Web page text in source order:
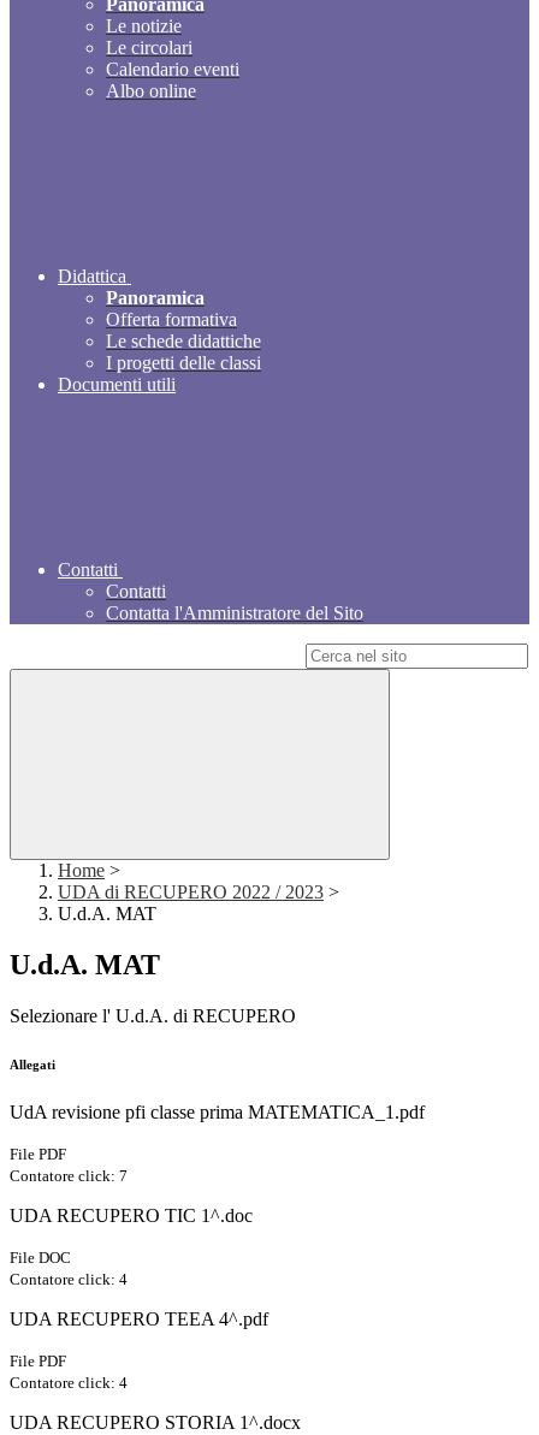
Panoramica
Le notizie
Le circolari
Calendario eventi
Albo online
Didattica
Panoramica
Offerta formativa
Le schede didattiche
I progetti delle classi
Documenti utili
Contatti
Contatti
Contatta l'Amministratore del Sito
Home >
UDA di RECUPERO 2022 / 2023 >
U.d.A. MAT
U.d.A. MAT
Selezionare l' U.d.A. di RECUPERO
Allegati
UdA revisione pfi classe prima MATEMATICA_1.pdf
File PDF
Contatore click: 7
UDA RECUPERO TIC 1^.doc
File DOC
Contatore click: 4
UDA RECUPERO TEEA 4^.pdf
File PDF
Contatore click: 4
UDA RECUPERO STORIA 1^.docx